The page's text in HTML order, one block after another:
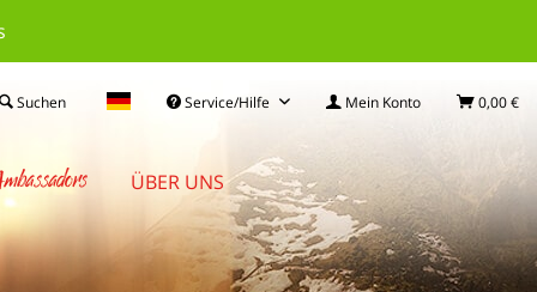
Service/Hilfe Mein Konto 0,00 €
Suchen
ÜBER UNS